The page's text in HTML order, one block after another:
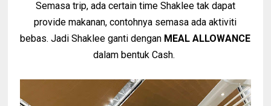
Semasa trip, ada certain time Shaklee tak dapat
provide makanan, contohnya semasa ada aktiviti
bebas. Jadi Shaklee ganti dengan MEAL ALLOWANCE
dalam bentuk Cash.